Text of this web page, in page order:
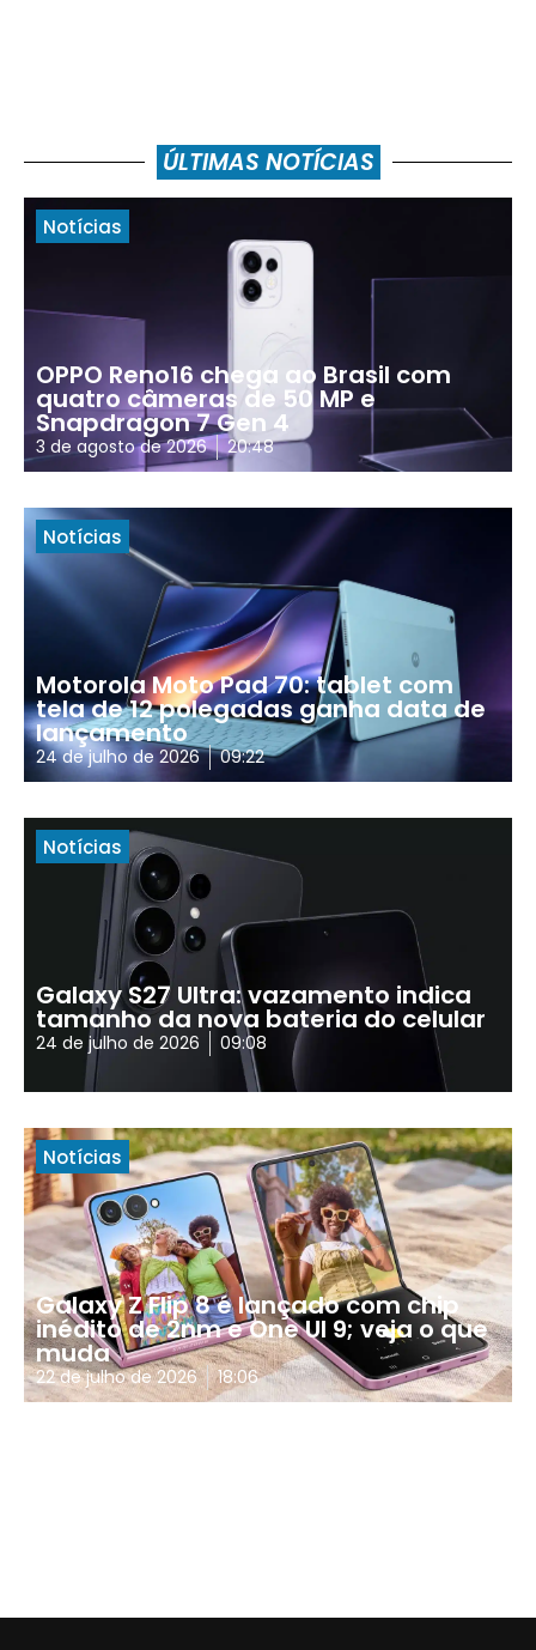
ÚLTIMAS NOTÍCIAS
Notícias
OPPO Reno16 chega ao Brasil com
quatro câmeras de 50 MP e
Snapdragon 7 Gen 4
3 de agosto de 2026 20:48
Notícias
Motorola Moto Pad 70: tablet com
tela de 12 polegadas ganha data de
lançamento
24 de julho de 2026 09:22
Notícias
Galaxy S27 Ultra: vazamento indica
tamanho da nova bateria do celular
24 de julho de 2026 09:08
Notícias
Galaxy Z Flip 8 é lançado com chip
inédito de 2nm e One UI 9; veja o que
muda
22 de julho de 2026 18:06